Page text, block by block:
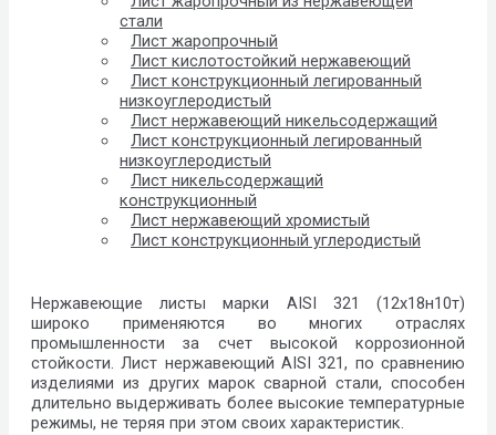
стали
Лист жаропрочный
Лист кислотостойкий нержавеющий
Лист конструкционный легированный
низкоуглеродистый
Лист нержавеющий никельсодержащий
Лист конструкционный легированный
низкоуглеродистый
Лист никельсодержащий
конструкционный
Лист нержавеющий хромистый
Лист конструкционный углеродистый
Нержавеющие листы марки AISI 321 (12х18н10т)
широко применяются во многих отраслях
промышленности за счет высокой коррозионной
стойкости. Лист нержавеющий AISI 321, по сравнению
изделиями из других марок сварной стали, способен
длительно выдерживать более высокие температурные
режимы, не теряя при этом своих характеристик.